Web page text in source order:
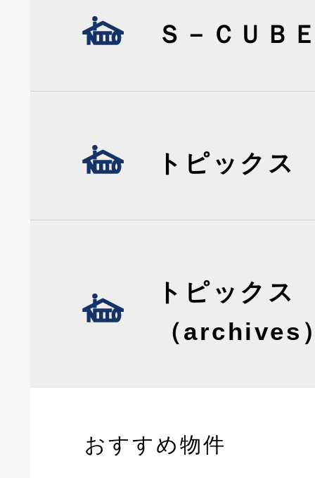
Ｓ－ＣＵＢ
トピックス
トピックス
（archives
おすすめ物件